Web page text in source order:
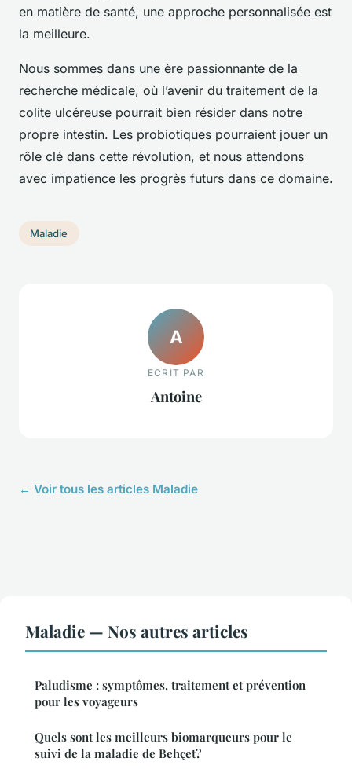
en matière de santé, une approche personnalisée est
la meilleure.
Nous sommes dans une ère passionnante de la
recherche médicale, où l’avenir du traitement de la
colite ulcéreuse pourrait bien résider dans notre
propre intestin. Les probiotiques pourraient jouer un
rôle clé dans cette révolution, et nous attendons
avec impatience les progrès futurs dans ce domaine.
Maladie
A
ECRIT PAR
Antoine
← Voir tous les articles Maladie
Maladie — Nos autres articles
Paludisme : symptômes, traitement et prévention
pour les voyageurs
Quels sont les meilleurs biomarqueurs pour le
suivi de la maladie de Behçet?